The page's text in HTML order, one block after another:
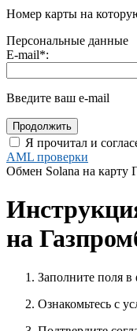
Номер карты на
Персональные данные
E-mail*:
Введите ваш e-mail
Я прочитал и
AML проверки
Обмен Solana на карту
на
Заполните поля в
Ознакомьтесь с